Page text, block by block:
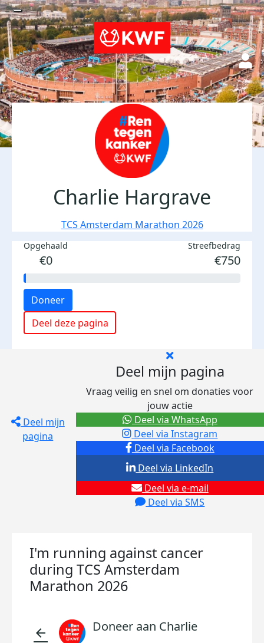
Charlie Hargrave
TCS Amsterdam Marathon 2026
Opgehaald
€0
Streefbedrag
€750
Doneer
Deel deze pagina
Deel mijn
pagina
Deel mijn pagina
Vraag veilig en snel om donaties voor
jouw actie
Deel via Facebook
Deel via Instagram
Deel via e-mail
Deel via SMS
Deel via LinkedIn
Deel via WhatsApp
I'm running against cancer
during TCS Amsterdam
Marathon 2026
arrow_back Doneer aan Charlie